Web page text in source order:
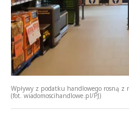
Wpływy z podatku handlowego rosną z
(fot. wiadomoscihandlowe.pl/PJ)